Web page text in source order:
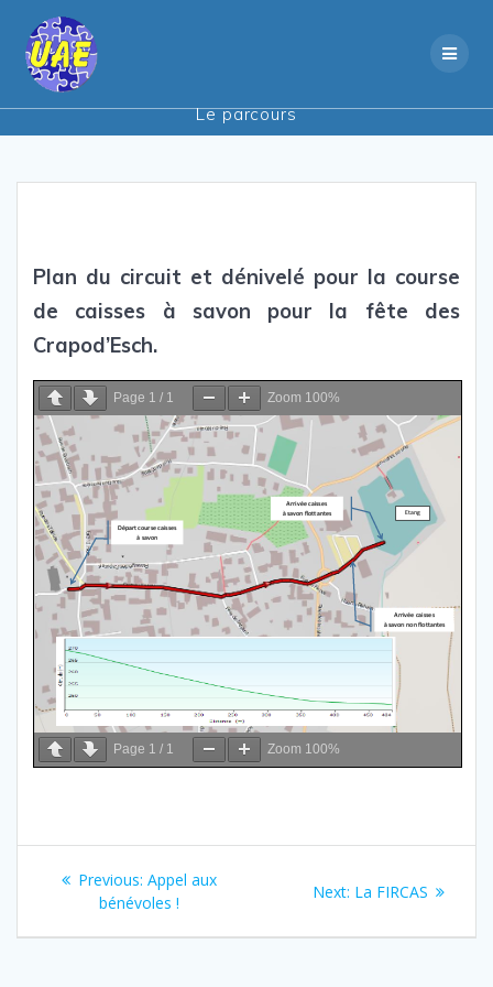
Le parcours
Plan du circuit et dénivelé pour la course
de caisses à savon pour la fête des
Crapod’Esch.
Page 1 / 1 Zoom 100%
Page 1 / 1 Zoom 100%
Navigation
Previous: Previous
post:
Appel aux
bénévoles !
Next: Next
La FIRCAS